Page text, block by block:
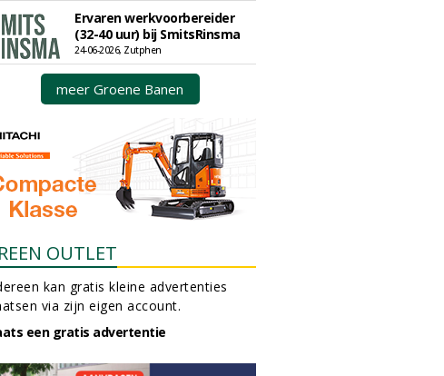
Ervaren werkvoorbereider
(32-40 uur) bij SmitsRinsma
24-06-2026, Zutphen
meer Groene Banen
OUTLET
kan gratis kleine advertenties
via zijn eigen account.
een gratis advertentie